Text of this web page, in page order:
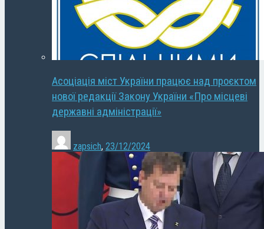
Асоціація міст України працює над проєктом
нової редакції Закону України «Про місцеві
державні адміністрації»
zapsich, 23/12/2024